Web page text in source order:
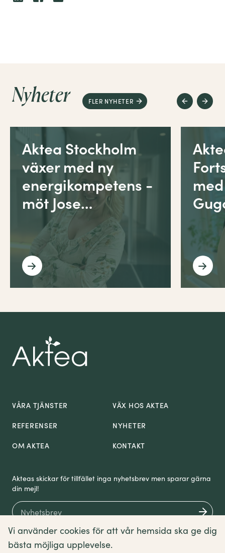
Nyheter FLER NYHETER
Aktea Stockholm
växer med ny
energikompetens -
möt Jose…
VÅRA TJÄNSTER
VÄX HOS AKTEA
REFERENSER
NYHETER
OM AKTEA
KONTAKT
Akteas skickar för tillfället inga nyhetsbrev men sparar gärna
din mejl!
Om cookies Sitemap Villkor
Vi använder cookies för att vår hemsida ska ge dig
bästa möjliga upplevelse.